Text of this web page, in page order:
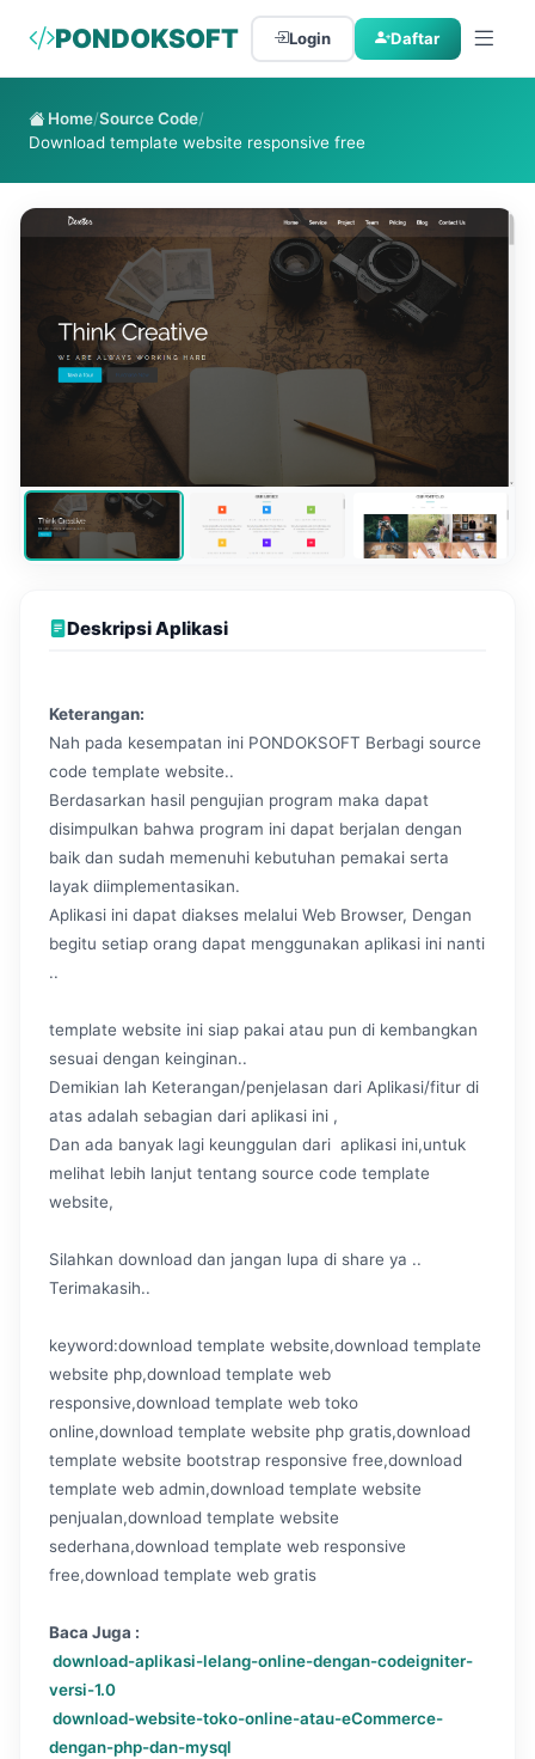
PONDOKSOFT Login Daftar
Home/Source Code/
Download template website responsive free
Deskripsi Aplikasi
Keterangan:
Nah pada kesempatan ini PONDOKSOFT Berbagi source
code template website..
Berdasarkan hasil pengujian program maka dapat
disimpulkan bahwa program ini dapat berjalan dengan
baik dan sudah memenuhi kebutuhan pemakai serta
layak diimplementasikan.
Aplikasi ini dapat diakses melalui Web Browser, Dengan
begitu setiap orang dapat menggunakan aplikasi ini nanti
..
template website ini siap pakai atau pun di kembangkan
sesuai dengan keinginan..
Demikian lah Keterangan/penjelasan dari Aplikasi/fitur di
atas adalah sebagian dari aplikasi ini ,
Dan ada banyak lagi keunggulan dari aplikasi ini,untuk
melihat lebih lanjut tentang source code template
website,
Silahkan download dan jangan lupa di share ya ..
Terimakasih..
keyword:download template website,download template
website php,download template web
responsive,download template web toko
online,download template website php gratis,download
template website bootstrap responsive free,download
template web admin,download template website
penjualan,download template website
sederhana,download template web responsive
free,download template web gratis
Baca Juga :
download-aplikasi-lelang-online-dengan-codeigniter-
versi-1.0
download-website-toko-online-atau-eCommerce-
dengan-php-dan-mysql